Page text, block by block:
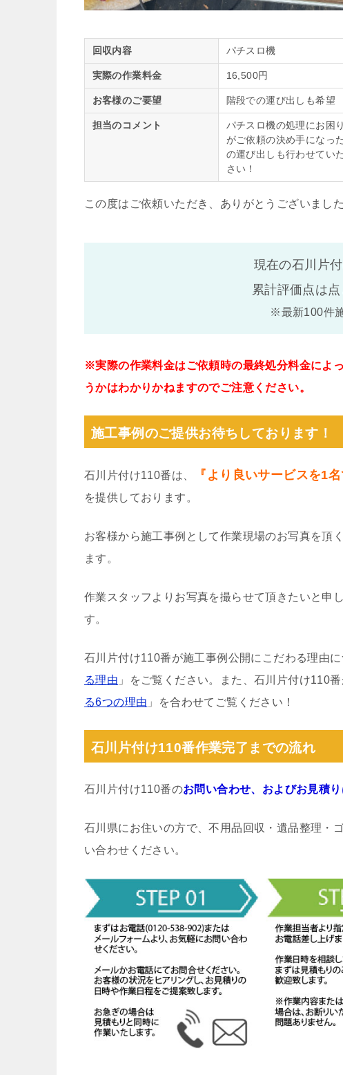
回収内容 パチスロ機
実際の作業料金 16,500円
お客様のご要望 階段での運び出しも希望
担当のコメント
パチスロ機の処理にお困
がご依頼の決め手になっ
の運び出しも行わせてい
さい！
この度はご依頼いただき、ありがとうございました
現在の石川片
累計評価点は
※最新100件
※実際の作業料金はご依頼時の最終処分料金によ
うかはわかりかねますのでご注意ください。
施工事例のご提供お待ちしております！
石川片付け110番は、 『より良いサービスを1
を提供しております。
お客様から施工事例として作業現場のお写真を頂
ます。
作業スタッフよりお写真を撮らせて頂きたいと申
す。
石川片付け110番が施工事例公開にこだわる理由に
る理由 」をご覧ください。また、石川片付け110
る6つの理由 」を合わせてご覧ください！
石川片付け110番作業完了までの流れ
石川片付け110番のお問い合わせ、およびお見積
石川県にお住いの方で、不用品回収・遺品整理・
い合わせください。